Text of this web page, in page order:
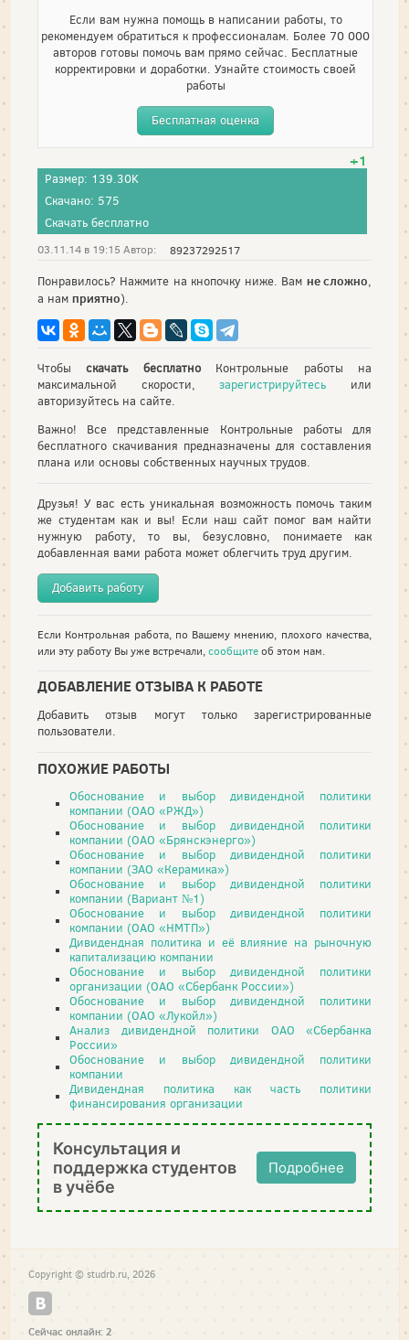
Если вам нужна помощь в написании работы, то
рекомендуем обратиться к профессионалам. Более 70 000
авторов готовы помочь вам прямо сейчас. Бесплатные
корректировки и доработки. Узнайте стоимость своей
работы
Бесплатная оценка
+1
Размер: 139.30K
Скачано: 575
Скачать бесплатно
03.11.14 в 19:15 Автор: 89237292517
Понравилось? Нажмите на кнопочку ниже. Вам не сложно,
а нам приятно).
Чтобыскачать бесплатноКонтрольные работы на
максимальной скорости,зарегистрируйтесь или
авторизуйтесь на сайте.
Важно! Все представленные Контрольные работы для
бесплатного скачивания предназначены для составления
плана или основы собственных научных трудов.
Друзья! У вас есть уникальная возможность помочь таким
же студентам как и вы! Если наш сайт помог вам найти
нужную работу, то вы, безусловно, понимаете как
добавленная вами работа может облегчить труд другим.
Добавить работу
Если Контрольная работа, по Вашему мнению, плохого качества,
или эту работу Вы уже встречали,сообщитеоб этом нам.
ДОБАВЛЕНИЕ ОТЗЫВА К РАБОТЕ
Добавить отзыв могут только зарегистрированные
пользователи.
ПОХОЖИЕ РАБОТЫ
Обоснование и выбор дивидендной политики
компании (ОАО «РЖД»)
Обоснование и выбор дивидендной политики
компании (ОАО «Брянскэнерго»)
Обоснование и выбор дивидендной политики
компании (ЗАО «Керамика»)
Обоснование и выбор дивидендной политики
компании (Вариант №1)
Обоснование и выбор дивидендной политики
компании (ОАО «НМТП»)
Дивидендная политика и её влияние на рыночную
капитализацию компании
Обоснование и выбор дивидендной политики
организации (ОАО «Сбербанк России»)
Обоснование и выбор дивидендной политики
компании (ОАО «Лукойл»)
Анализ дивидендной политики ОАО «Сбербанка
России»
Обоснование и выбор дивидендной политики
компании
Дивидендная политика как часть политики
финансирования организации
Консультация и
поддержка студентов
в учёбе
Подробнее
Copyright © studrb.ru, 2026
Сейчас онлайн: 2